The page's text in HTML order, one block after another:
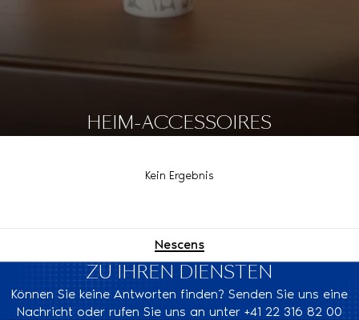
HEIM-ACCESSOIRES
Kein Ergebnis
Nescens
ZU IHREN DIENSTEN
Können Sie keine Antworten finden? Senden Sie uns eine
Nachricht oder rufen Sie uns an unter +41 22 316 82 00